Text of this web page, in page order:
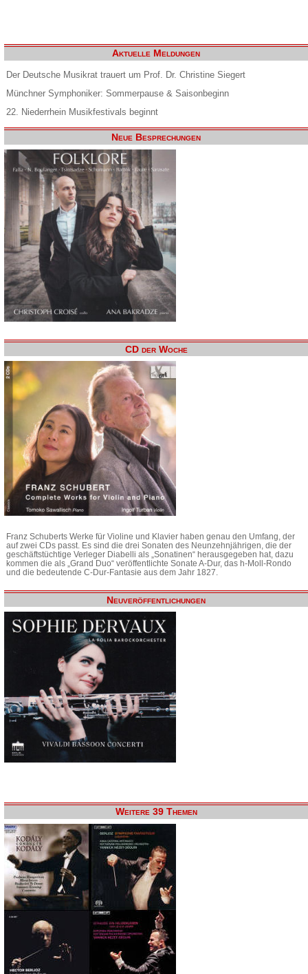
Aktuelle Meldungen
Der Deutsche Musikrat trauert um Prof. Dr. Christine Siegert
Münchner Symphoniker: Sommerpause & Saisonbeginn
22. Niederrhein Musikfestivals beginnt
Neue Besprechungen
CD der Woche
Franz Schuberts Werke für Violine und Klavier haben genau den Umfang, der
auf zwei CDs passt. Es sind die drei Sonaten des Neunzehnjährigen, die der
geschäftstüchtige Verleger Diabelli als „Sonatinen“ herausgegeben hat, dazu
kommen die als „Grand Duo“ veröffentlichte Sonate A-Dur, das h-Moll-Rondo
und die bedeutende C-Dur-Fantasie aus dem Jahr 1827.
Neuveröffentlichungen
Weitere 39 Themen